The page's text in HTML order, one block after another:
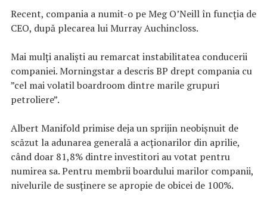
Recent, compania a numit-o pe Meg O’Neill în funcţia de
CEO, după plecarea lui Murray Auchincloss.
Mai mulţi analişti au remarcat instabilitatea conducerii
companiei. Morningstar a descris BP drept compania cu
”cel mai volatil boardroom dintre marile grupuri
petroliere”.
Albert Manifold primise deja un sprijin neobişnuit de
scăzut la adunarea generală a acţionarilor din aprilie,
când doar 81,8% dintre investitori au votat pentru
numirea sa. Pentru membrii boardului marilor companii,
nivelurile de susţinere se apropie de obicei de 100%.